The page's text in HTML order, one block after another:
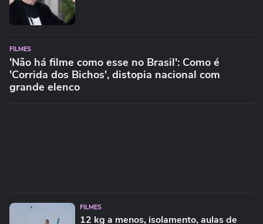
FILMES
'Não há filme como esse no Brasil': Como é
'Corrida dos Bichos', distopia nacional com
grande elenco
FILMES
12 kg a menos, isolamento, aulas de